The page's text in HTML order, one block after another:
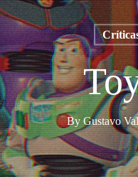
By Gustavo